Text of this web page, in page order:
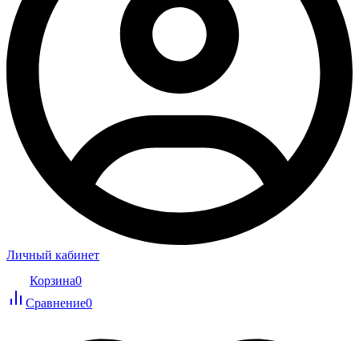
Личный кабинет
Корзина0
Сравнение0